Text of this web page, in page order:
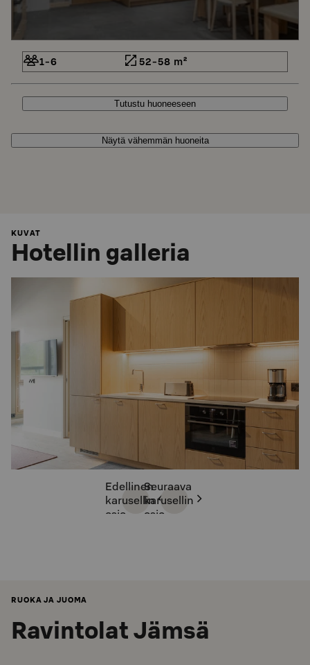
1-6 52-58 m²
Tutustu huoneeseen
Näytä vähemmän huoneita
KUVAT
Hotellin galleria
Edellinen
karusellin
osio
Seuraava
karusellin
osio
RUOKA JA JUOMA
Ravintolat Jämsä